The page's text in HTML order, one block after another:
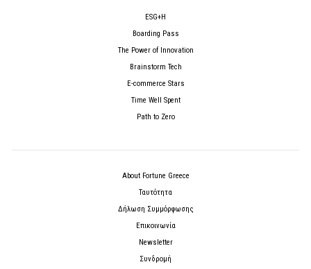
ESG+H
Boarding Pass
The Power of Innovation
Brainstorm Tech
E-commerce Stars
Time Well Spent
Path to Zero
About Fortune Greece
Ταυτότητα
Δήλωση Συμμόρφωσης
Επικοινωνία
Newsletter
Συνδρομή